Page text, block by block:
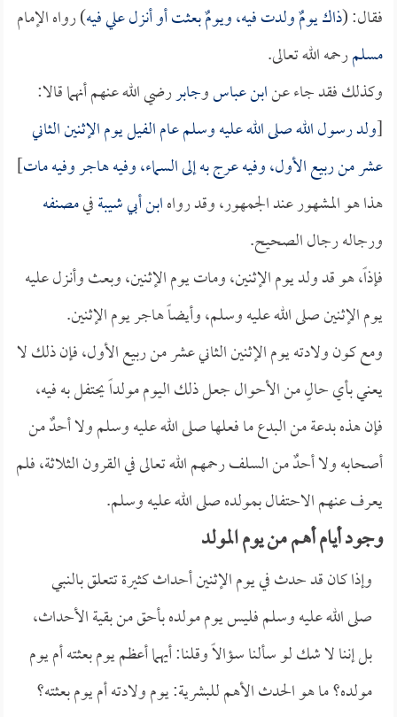
فقال: (ذاك يومٌ ولدت فيه، ويومٌ بعثت أو أنزل علي فيه) رواه الإمام
مسلمرحمه الله تعالى.
وكذلك فقد جاء عنابن عباسوجابررضي الله عنهم أنهما قالا:
[ولد رسول الله صلى الله عليه وسلم عام الفيل يوم الإثنين الثاني
عشر من ربيع الأول، وفيه عرج به إلى السماء، وفيه هاجر وفيه مات]
هذا هو المشهور عند الجمهور، وقد رواهابن أبي شيبةفيمصنفه
ورجاله رجال الصحيح.
فإذاً، هو قد ولد يوم الإثنين، ومات يوم الإثنين، وبعث وأنزل عليه
يوم الإثنين صلى الله عليه وسلم، وأيضاً هاجر يوم الإثنين.
ومع كون ولادته يوم الإثنين الثاني عشر من ربيع الأول، فإن ذلك لا
يعني بأي حالٍ من الأحوال جعل ذلك اليوم مولداً يحتفل به فيه،
فإن هذه بدعة من البدع ما فعلها صلى الله عليه وسلم ولا أحدٌ من
أصحابه ولا أحدٌ من السلف رحمهم الله تعالى في القرون الثلاثة، فلم
يعرف عنهم الاحتفال بمولده صلى الله عليه وسلم.
وجود أيام أهم من يوم المولد
وإذا كان قد حدث في يوم الإثنين أحداث كثيرة تتعلق بالنبي
صلى الله عليه وسلم فليس يوم مولده بأحق من بقية الأحداث،
بل إننا لا شك لو سألنا سؤالاً وقلنا: أيهما أعظم يوم بعثته أم يوم
مولده؟ ما هو الحدث الأهم للبشرية: يوم ولادته أم يوم بعثته؟